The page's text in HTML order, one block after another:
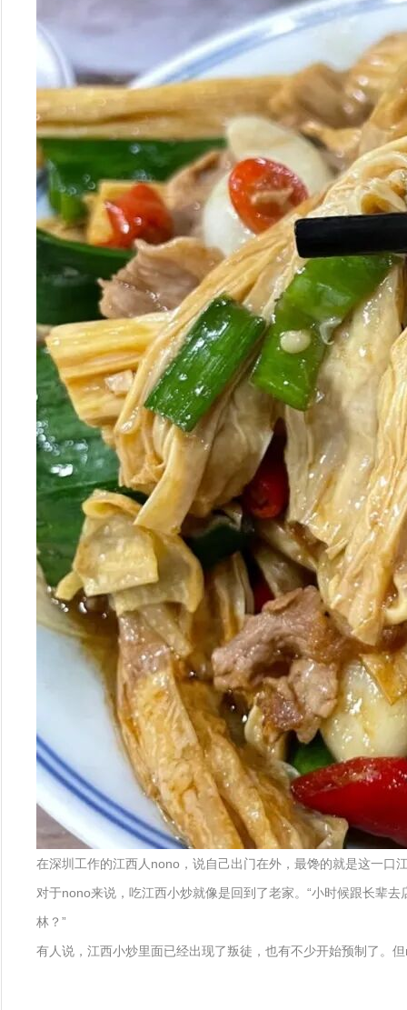
在深圳工作的江西人nono，说自己出门在外，最馋的就是这一口
对于nono来说，吃江西小炒就像是回到了老家。“小时候跟长辈
林？”
有人说，江西小炒里面已经出现了叛徒，也有不少开始预制了。